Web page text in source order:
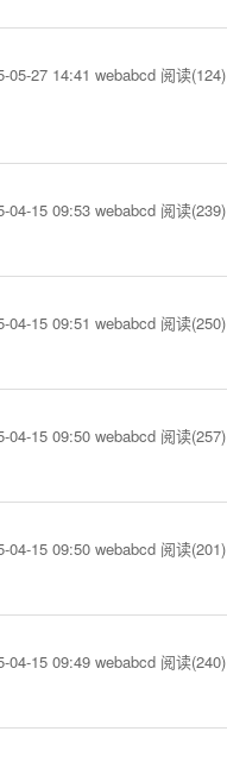
05-27 14:41 webabcd 阅读(124)
04-15 09:53 webabcd 阅读(239)
04-15 09:51 webabcd 阅读(250)
04-15 09:50 webabcd 阅读(257)
04-15 09:50 webabcd 阅读(201)
04-15 09:49 webabcd 阅读(240)